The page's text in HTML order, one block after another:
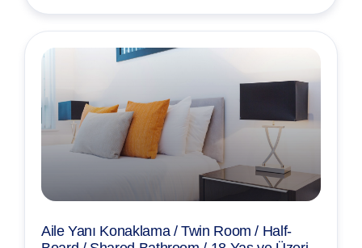
Aile Yanı Konaklama / Twin Room / Half-